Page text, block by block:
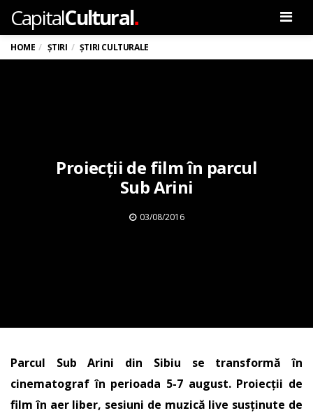
CapitalCultural.
HOME ȘTIRI ȘTIRI CULTURALE
Proiecții de film în parcul
Sub Arini
03/08/2016
Parcul Sub Arini din Sibiu se transformă în
cinematograf în perioada 5-7 august. Proiecții de
film în aer liber, sesiuni de muzică live susținute de